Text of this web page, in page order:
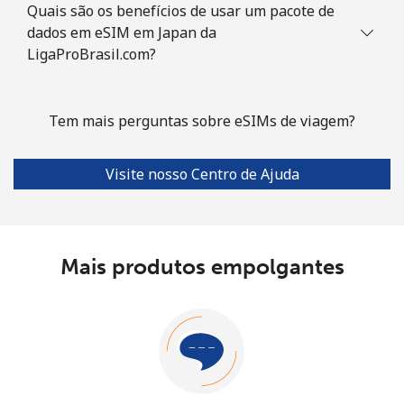
Quais são os benefícios de usar um pacote de
dados em eSIM em Japan da
LigaProBrasil.com?
Tem mais perguntas sobre eSIMs de viagem?
Visite nosso Centro de Ajuda
Mais produtos empolgantes